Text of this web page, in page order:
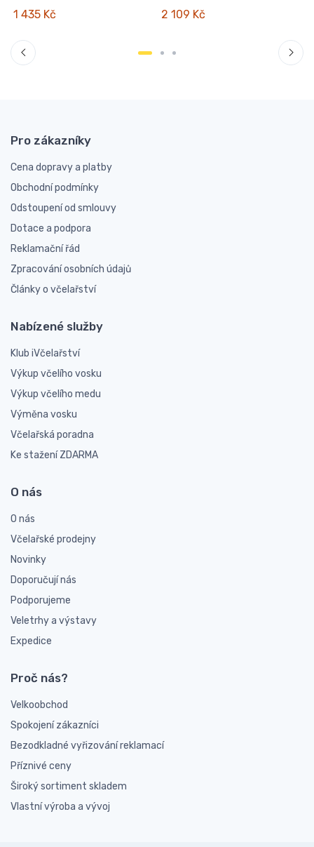
1 435 Kč 2 109 Kč
Pro zákazníky
Cena dopravy a platby
Obchodní podmínky
Odstoupení od smlouvy
Dotace a podpora
Reklamační řád
Zpracování osobních údajů
Články o včelařství
Nabízené služby
Klub iVčelařství
Výkup včelího vosku
Výkup včelího medu
Výměna vosku
Včelařská poradna
Ke stažení ZDARMA
O nás
O nás
Včelařské prodejny
Novinky
Doporučují nás
Podporujeme
Veletrhy a výstavy
Expedice
Proč nás?
Velkoobchod
Spokojení zákazníci
Bezodkladné vyřizování reklamací
Příznivé ceny
Široký sortiment skladem
Vlastní výroba a vývoj